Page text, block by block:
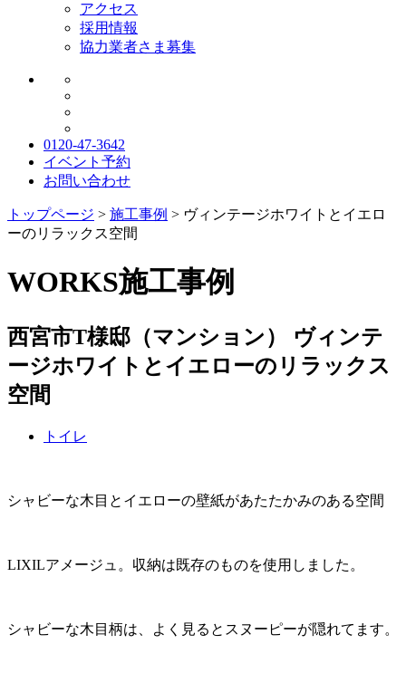
アクセス
採用情報
協力業者さま募集
0120-47-3642
イベント予約
お問い合わせ
トップページ > 施工事例 > ヴィンテージホワイトとイエロ
ーのリラックス空間
WORKS施工事例
西宮市T様邸（マンション）
ヴィンテ
ージホワイトとイエローのリラックス
空間
トイレ
シャビーな木目とイエローの壁紙があたたかみのある空間
LIXILアメージュ。収納は既存のものを使用しました。
シャビーな木目柄は、よく見るとスヌーピーが隠れてます。